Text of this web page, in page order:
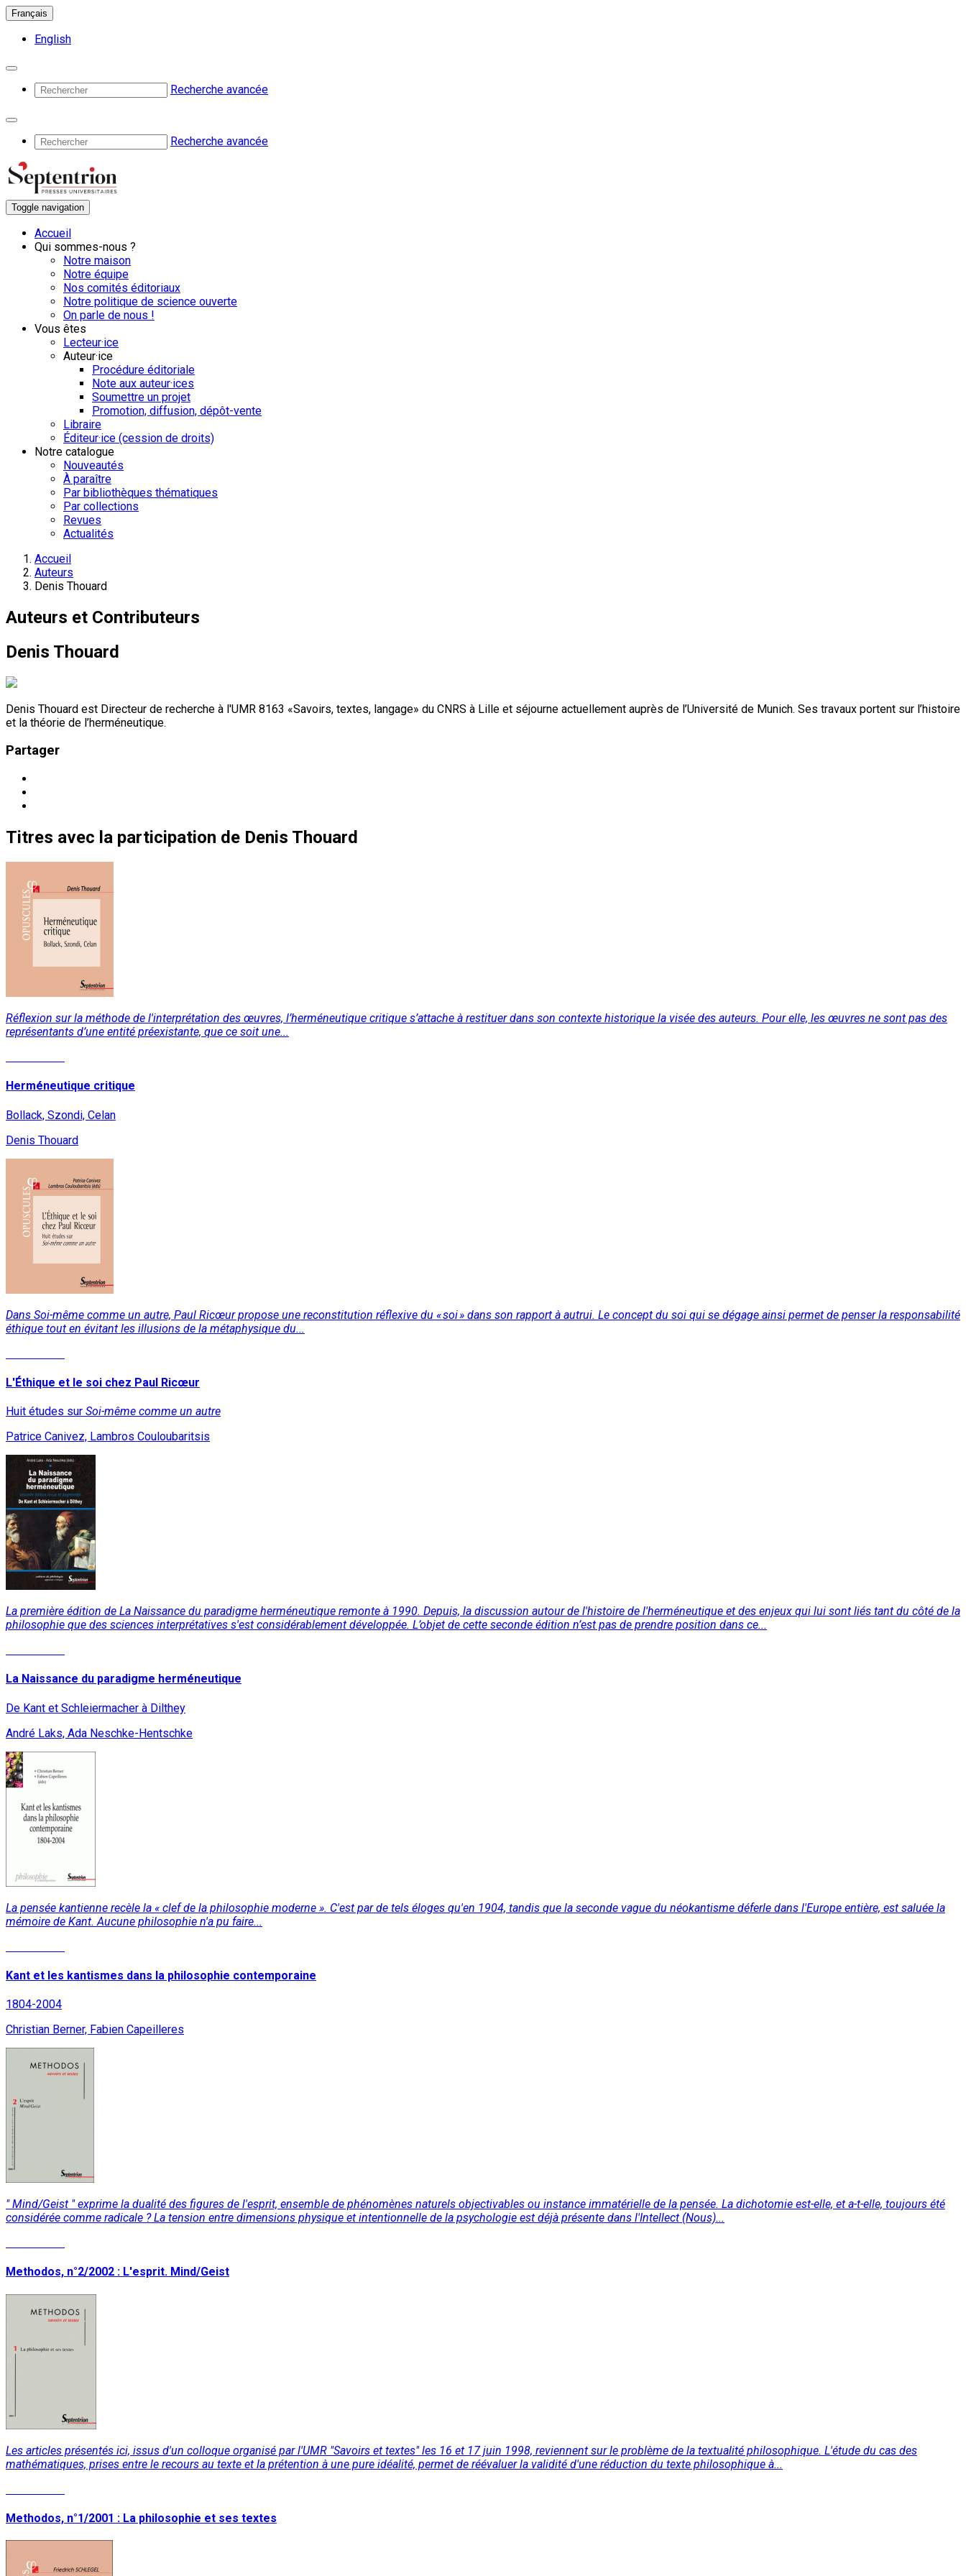
Français
English
Recherche avancée
Recherche avancée
Toggle navigation
Accueil
Qui sommes-nous ?
Notre maison
Notre équipe
Nos comités éditoriaux
Notre politique de science ouverte
On parle de nous !
Vous êtes
Lecteur·ice
Auteur·ice
Procédure éditoriale
Note aux auteur·ices
Soumettre un projet
Promotion, diffusion, dépôt-vente
Libraire
Éditeur·ice (cession de droits)
Notre catalogue
Nouveautés
À paraître
Par bibliothèques thématiques
Par collections
Revues
Actualités
Accueil
Auteurs
Denis Thouard
Auteurs et Contributeurs
Denis Thouard
Denis Thouard est Directeur de recherche à l'UMR 8163 «Savoirs, textes, langage» du CNRS à Lille et séjourne actuellement auprès de l’Université de Munich. Ses travaux portent sur l’histoire
et la théorie de l’herméneutique.
Partager
Titres avec la participation de Denis Thouard
Réflexion sur la méthode de l'interprétation des œuvres, l’herméneutique critique s’attache à restituer dans son contexte historique la visée des auteurs. Pour elle, les œuvres ne sont pas des
représentants d’une entité préexistante, que ce soit une...
Herméneutique critique
Bollack, Szondi, Celan
Denis Thouard
Dans Soi-même comme un autre, Paul Ricœur propose une reconstitution réflexive du « soi » dans son rapport à autrui. Le concept du soi qui se dégage ainsi permet de penser la responsabilité
éthique tout en évitant les illusions de la métaphysique du...
L'Éthique et le soi chez Paul Ricœur
Huit études sur Soi-même comme un autre
Patrice Canivez, Lambros Couloubaritsis
La première édition de La Naissance du paradigme herméneutique remonte à 1990. Depuis, la discussion autour de l'histoire de l'herméneutique et des enjeux qui lui sont liés tant du côté de la
philosophie que des sciences interprétatives s'est considérablement développée. L’objet de cette seconde édition n’est pas de prendre position dans ce...
La Naissance du paradigme herméneutique
De Kant et Schleiermacher à Dilthey
André Laks, Ada Neschke-Hentschke
La pensée kantienne recèle la « clef de la philosophie moderne ». C'est par de tels éloges qu'en 1904, tandis que la seconde vague du néokantisme déferle dans l'Europe entière, est saluée la
mémoire de Kant. Aucune philosophie n'a pu faire...
Kant et les kantismes dans la philosophie contemporaine
1804-2004
Christian Berner, Fabien Capeilleres
" Mind/Geist " exprime la dualité des figures de l'esprit, ensemble de phénomènes naturels objectivables ou instance immatérielle de la pensée. La dichotomie est-elle, et a-t-elle, toujours été
considérée comme radicale ? La tension entre dimensions physique et intentionnelle de la psychologie est déjà présente dans l'Intellect (Nous)...
Methodos, n°2/2002 : L'esprit. Mind/Geist
Les articles présentés ici, issus d'un colloque organisé par l'UMR "Savoirs et textes" les 16 et 17 juin 1998, reviennent sur le problème de la textualité philosophique. L'étude du cas des
mathématiques, prises entre le recours au texte et la prétention à une pure idéalité, permet de réévaluer la validité d'une réduction du texte philosophique à...
Methodos, n°1/2001 : La philosophie et ses textes